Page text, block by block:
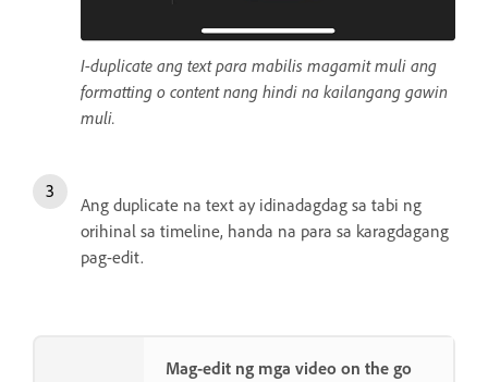
I-duplicate ang text para mabilis magamit muli ang
formatting o content nang hindi na kailangang gawin
muli.
Ang duplicate na text ay idinadagdag sa tabi ng
orihinal sa timeline, handa na para sa karagdagang
pag-edit.
Mag-edit ng mga video on the go